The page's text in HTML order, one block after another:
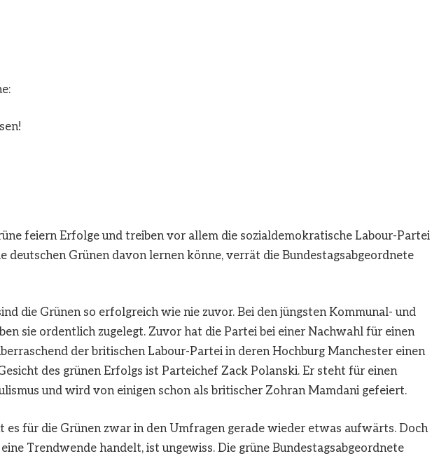
feiern Erfolge und treiben vor allem die sozialdemokratische Labour-Partei
deutschen Grünen davon lernen könne, verrät die Bundestagsabgeordnete
die Grünen so erfolgreich wie nie zuvor. Bei den jüngsten Kommunal- und
sie ordentlich zugelegt. Zuvor hat die Partei bei einer Nachwahl für einen
der britischen Labour-Partei in deren Hochburg Manchester einen
des grünen Erfolgs ist Parteichef Zack Polanski. Er steht für einen
und wird von einigen schon als britischer Zohran Mamdani gefeiert.
es für die Grünen zwar in den Umfragen gerade wieder etwas aufwärts. Doch
eine Trendwende handelt, ist ungewiss. Die grüne Bundestagsabgeordnete